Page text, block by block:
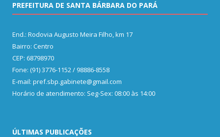
PREFEITURA DE SANTA BÁRBARA DO PARÁ
End.: Rodovia Augusto Meira Filho, km 17
Bairro: Centro
CEP: 68798970
Fone: (91) 3776-1152 / 98886-8558
E-mail: pref.sbp.gabinete@gmail.com
Horário de atendimento: Seg-Sex: 08:00 às 14:00
ÚLTIMAS PUBLICAÇÕES